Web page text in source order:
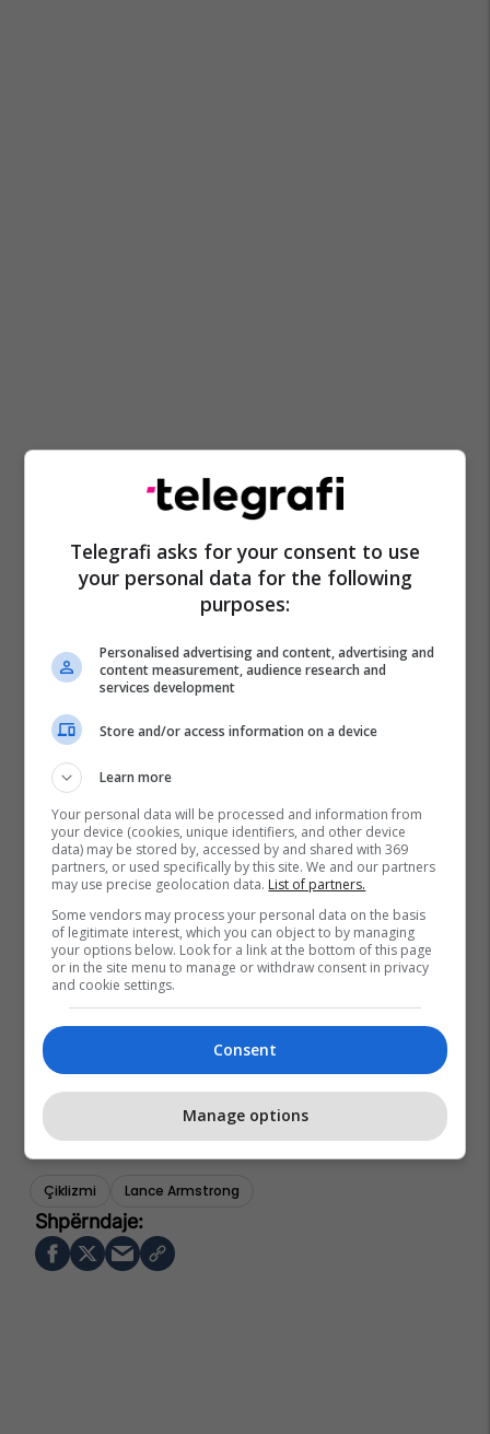
Çiklizmi Lance Armstrong
Telegrafi asks for your consent to use
your personal data for the following
purposes:
Personalised advertising and content, advertising and
content measurement, audience research and
services development
Store and/or access information on a device
Learn more
Your personal data will be processed and information from
your device (cookies, unique identifiers, and other device
data) may be stored by, accessed by and shared with 369
partners, or used specifically by this site. We and our partners
may use precise geolocation data. List of partners.
Some vendors may process your personal data on the basis
of legitimate interest, which you can object to by managing
your options below. Look for a link at the bottom of this page
or in the site menu to manage or withdraw consent in privacy
and cookie settings.
Consent
Manage options